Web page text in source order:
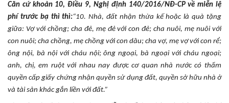
Căn cứ khoản 10, Điều 9, Nghị định 140/2016/NĐ-CP về miễn lệ
phí trước bạ thì thì:“10. Nhà, đất nhận thừa kế hoặc là quà tặng
giữa: Vợ với chồng; cha đẻ, mẹ đẻ với con đẻ; cha nuôi, mẹ nuôi với
con nuôi; cha chồng, mẹ chồng với con dâu; cha vợ, mẹ vợ với con rể;
ông nội, bà nội với cháu nội; ông ngoại, bà ngoại với cháu ngoại;
anh, chị, em ruột với nhau nay được cơ quan nhà nước có thẩm
quyền cấp giấy chứng nhận quyền sử dụng đất, quyền sở hữu nhà ở
và tài sản khác gắn liền với đất.”